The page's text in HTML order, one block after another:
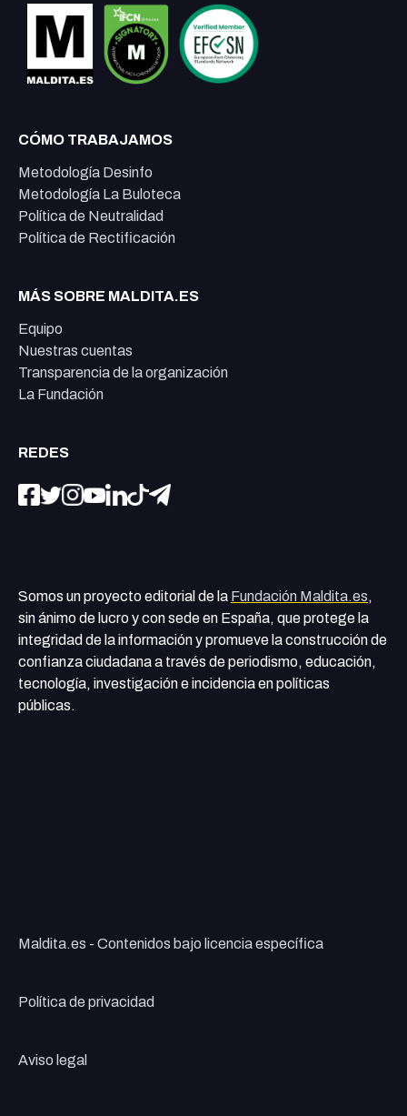
CÓMO TRABAJAMOS
Metodología Desinfo
Metodología La Buloteca
Política de Neutralidad
Política de Rectificación
MÁS SOBRE MALDITA.ES
Equipo
Nuestras cuentas
Transparencia de la organización
La Fundación
REDES
Somos un proyecto editorial de la Fundación Maldita.es,
sin ánimo de lucro y con sede en España, que protege la
integridad de la información y promueve la construcción de
confianza ciudadana a través de periodismo, educación,
tecnología, investigación e incidencia en políticas
públicas.
Maldita.es - Contenidos bajo licencia específica
Política de privacidad
Aviso legal